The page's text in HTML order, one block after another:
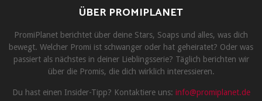
ÜBER PROMIPLANET
PromiPlanet berichtet über deine Stars, Soaps und alles, was dich
bewegt. Welcher Promi ist schwanger oder hat geheiratet? Oder was
passiert als nächstes in deiner Lieblingsserie? Täglich berichten wir
über die Promis, die dich wirklich interessieren.
Du hast einen Insider-Tipp? Kontaktiere uns: info@promiplanet.de